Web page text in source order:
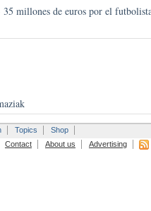
35 millones de euros por el
Topics
Shop
Contact About us Advertising